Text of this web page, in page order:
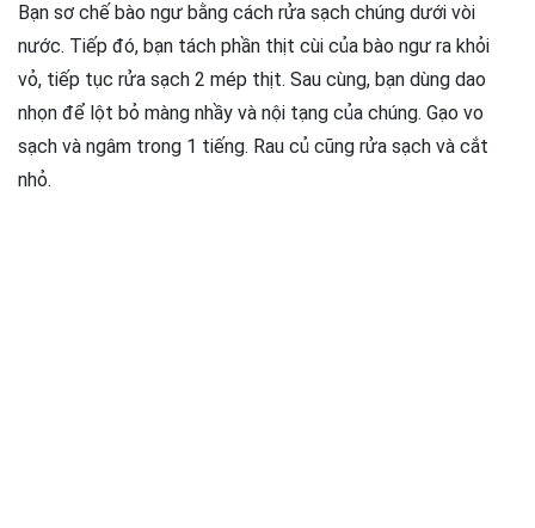
Bạn sơ chế bào ngư bằng cách rửa sạch chúng dưới vòi
nước. Tiếp đó, bạn tách phần thịt cùi của bào ngư ra khỏi
vỏ, tiếp tục rửa sạch 2 mép thịt. Sau cùng, bạn dùng dao
nhọn để lột bỏ màng nhầy và nội tạng của chúng. Gạo vo
sạch và ngâm trong 1 tiếng. Rau củ cũng rửa sạch và cắt
nhỏ.